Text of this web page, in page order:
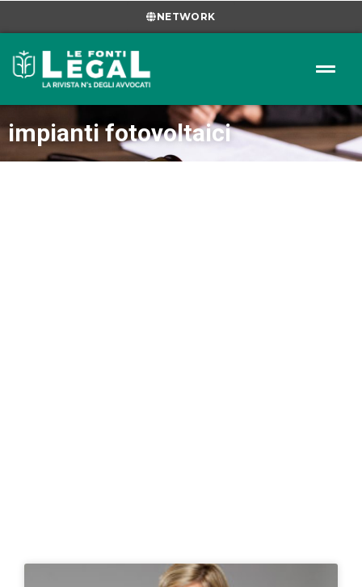
NETWORK
impianti fotovoltaici